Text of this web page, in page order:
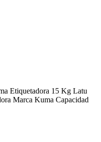
Etiquetadora 15 Kg Latu
Marca Kuma Capacidad